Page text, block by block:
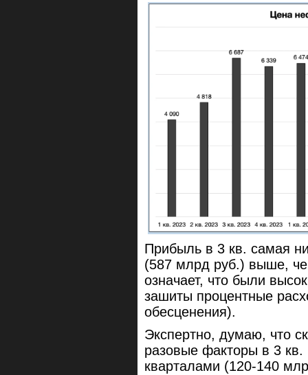
Прибыль в 3 кв. самая
(587 млрд руб.) выше,
означает, что были
зашиты процентные
обесценения).
Экспертно, думаю, что
разовые факторы в 3
кварталами (120-140